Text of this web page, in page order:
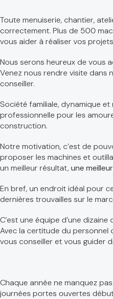
Toute menuiserie, chantier,
correctement. Plus de 500
vous aider à réaliser vos
Nous serons heureux de vous
Venez nous rendre visite dans
conseiller.
Société familiale, dynamique
professionnelle pour les
construction.
Notre motivation, c’est de
proposer les machines et
un meilleur résultat, une
En bref, un endroit idéal pour
dernières trouvailles sur le
C’est une équipe d’une
Avec la certitude du
vous conseiller et vous guider
Chaque année ne manquez
journées portes ouvertes